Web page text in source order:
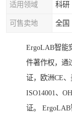
适用领域 科研
可售卖地 全国
ErgoLAB智能
件著作权，通
证，欧洲CE、
ISO14001、
证。